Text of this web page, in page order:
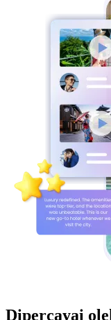
Dipercayai